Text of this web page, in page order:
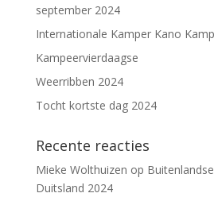
september 2024
Internationale Kamper Kano
Kampeervierdaagse
Weerribben 2024
Tocht kortste dag 2024
Recente reacties
Mieke Wolthuizen op
Duitsland 2024